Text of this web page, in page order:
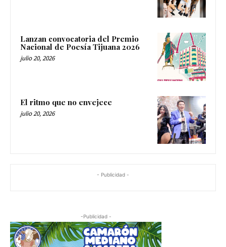
Lanzan convocatoria del Premio
Nacional de Poesía Tijuana 2026
julio 20, 2026
El ritmo que no envejece
julio 20, 2026
- Publicidad -
-Publicidad -